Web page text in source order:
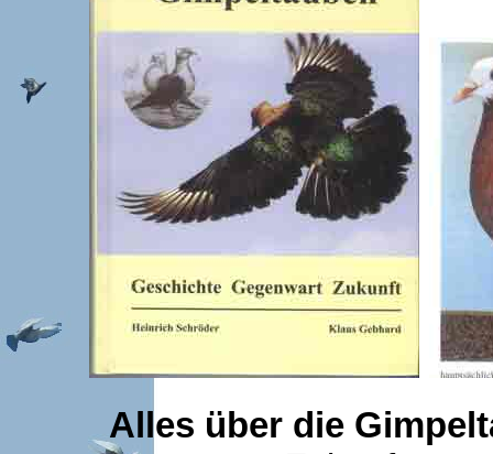
Alles über die